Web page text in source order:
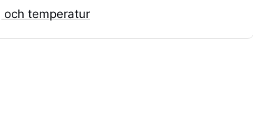
och temperatur